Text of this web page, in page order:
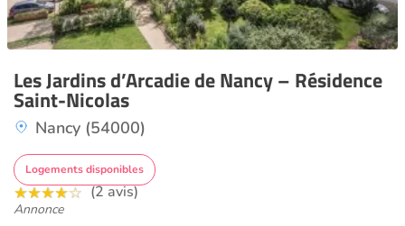
Les Jardins d’Arcadie de Nancy – Résidence
Saint-Nicolas
Nancy (54000)
Logements disponibles
(2 avis)
Annonce